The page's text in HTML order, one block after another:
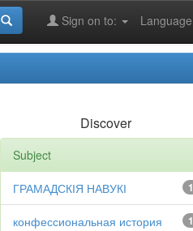
Language
Sign on to:
Discover
Subject
1
ГРАМАДСКІЯ НАВУКІ
1
конфессиональная история